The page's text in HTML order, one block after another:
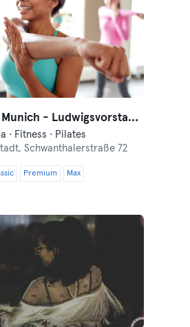
Dance Up! Munich - Ludwigsvorstadt-Isarvorstadt
· Fitness · Pilates
Schwanthalerstraße 72
Premium Max